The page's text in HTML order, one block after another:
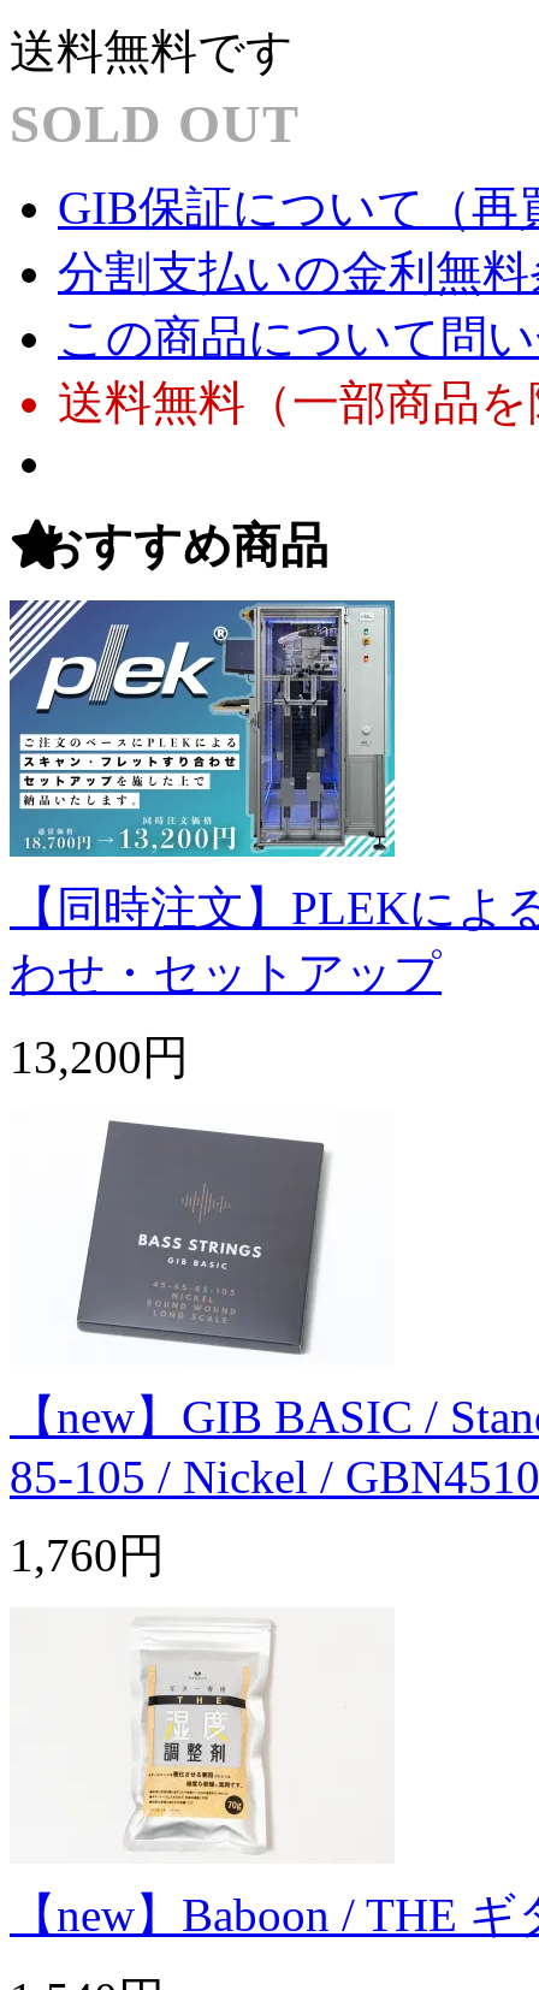
送料無料です
SOLD OUT
GIB保証について（再
分割支払いの金利無
この商品について問
送料無料（一部商品
おすすめ商品
【同時注文】PLEKに
わせ・セットアップ
13,200円
【new】GIB BASIC /
85-105 / Nickel /
1,760円
【new】Baboon / THE